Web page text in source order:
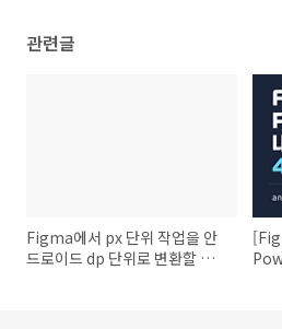
관련글
Figma에서 px 단위 작업을 안
드로이드 dp 단위로 변환할 때